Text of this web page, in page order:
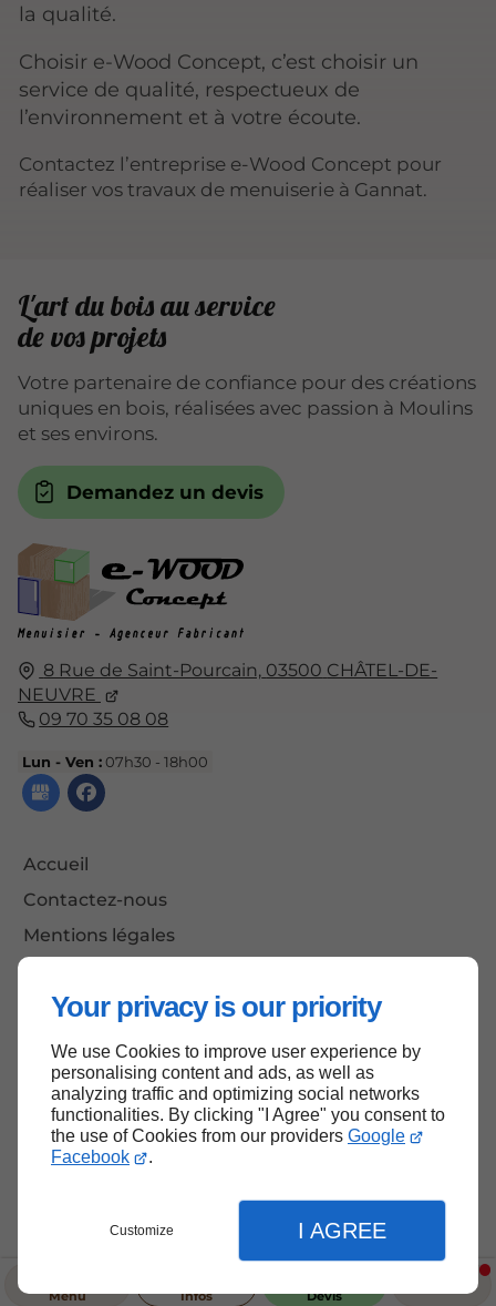
Your privacy is our priority
We use Cookies to improve user experience by
personalising content and ads, as well as
analyzing traffic and optimizing social networks
functionalities. By clicking "I Agree" you consent to
the use of Cookies from our providers Google
Facebook
.
Customize I AGREE
Menu Infos Devis
la qualité.
Choisir e-Wood Concept, c’est choisir un
service de qualité, respectueux de
l’environnement et à votre écoute.
Contactez l’entreprise e-Wood Concept pour
réaliser vos travaux de menuiserie à Gannat.
8 Rue de Saint-Pourcain, 03500 CHÂTEL-DE-
NEUVRE
09 70 35 08 08
Lun - Ven :07h30 - 18h00
Accueil
Contactez-nous
Mentions légales
L'art du bois au service
de vos projets
Votre partenaire de confiance pour des créations
uniques en bois, réalisées avec passion à Moulins
et ses environs.
Demandez un devis
Haut de page